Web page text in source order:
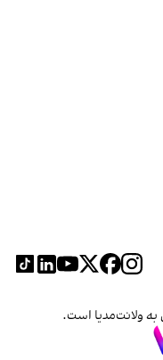
ولانت‌مدیا است.